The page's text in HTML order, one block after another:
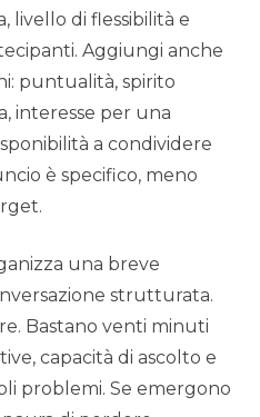
livello di flessibilità e
Aggiungi anche
puntualità, spirito
interesse per una
a condividere
è specifico, meno
una breve
strutturata.
Bastano venti minuti
capacità di ascolto e
problemi. Se emergono